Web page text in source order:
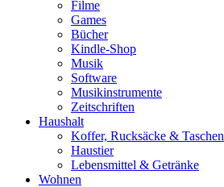
Filme
Games
Bücher
Kindle-Shop
Musik
Software
Musikinstrumente
Zeitschriften
Haushalt
Koffer, Rucksäcke & Taschen
Haustier
Lebensmittel & Getränke
Wohnen